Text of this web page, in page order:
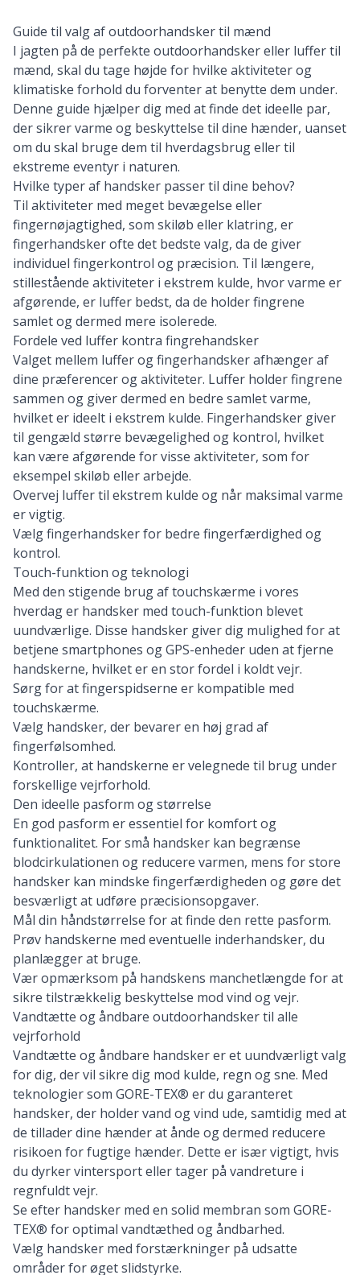
Guide til valg af outdoorhandsker til mænd
I jagten på de perfekte outdoorhandsker eller luffer til
mænd, skal du tage højde for hvilke aktiviteter og
klimatiske forhold du forventer at benytte dem under.
Denne guide hjælper dig med at finde det ideelle par,
der sikrer varme og beskyttelse til dine hænder, uanset
om du skal bruge dem til hverdagsbrug eller til
ekstreme eventyr i naturen.
Hvilke typer af handsker passer til dine behov?
Til aktiviteter med meget bevægelse eller
fingernøjagtighed, som skiløb eller klatring, er
fingerhandsker ofte det bedste valg, da de giver
individuel fingerkontrol og præcision. Til længere,
stillestående aktiviteter i ekstrem kulde, hvor varme er
afgørende, er luffer bedst, da de holder fingrene
samlet og dermed mere isolerede.
Fordele ved luffer kontra fingrehandsker
Valget mellem luffer og fingerhandsker afhænger af
dine præferencer og aktiviteter. Luffer holder fingrene
sammen og giver dermed en bedre samlet varme,
hvilket er ideelt i ekstrem kulde. Fingerhandsker giver
til gengæld større bevægelighed og kontrol, hvilket
kan være afgørende for visse aktiviteter, som for
eksempel skiløb eller arbejde.
Overvej luffer til ekstrem kulde og når maksimal varme
er vigtig.
Vælg fingerhandsker for bedre fingerfærdighed og
kontrol.
Touch-funktion og teknologi
Med den stigende brug af touchskærme i vores
hverdag er handsker med touch-funktion blevet
uundværlige. Disse handsker giver dig mulighed for at
betjene smartphones og GPS-enheder uden at fjerne
handskerne, hvilket er en stor fordel i koldt vejr.
Sørg for at fingerspidserne er kompatible med
touchskærme.
Vælg handsker, der bevarer en høj grad af
fingerfølsomhed.
Kontroller, at handskerne er velegnede til brug under
forskellige vejrforhold.
Den ideelle pasform og størrelse
En god pasform er essentiel for komfort og
funktionalitet. For små handsker kan begrænse
blodcirkulationen og reducere varmen, mens for store
handsker kan mindske fingerfærdigheden og gøre det
besværligt at udføre præcisionsopgaver.
Mål din håndstørrelse for at finde den rette pasform.
Prøv handskerne med eventuelle inderhandsker, du
planlægger at bruge.
Vær opmærksom på handskens manchetlængde for at
sikre tilstrækkelig beskyttelse mod vind og vejr.
Vandtætte og åndbare outdoorhandsker til alle
vejrforhold
Vandtætte og åndbare handsker er et uundværligt valg
for dig, der vil sikre dig mod kulde, regn og sne. Med
teknologier som GORE-TEX® er du garanteret
handsker, der holder vand og vind ude, samtidig med at
de tillader dine hænder at ånde og dermed reducere
risikoen for fugtige hænder. Dette er især vigtigt, hvis
du dyrker vintersport eller tager på vandreture i
regnfuldt vejr.
Se efter handsker med en solid membran som GORE-
TEX® for optimal vandtæthed og åndbarhed.
Vælg handsker med forstærkninger på udsatte
områder for øget slidstyrke.